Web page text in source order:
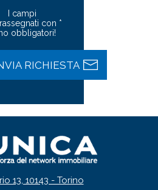
I campi
con *
obbligatori!
13, 10143 - Torino